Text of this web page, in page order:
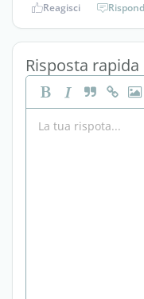
Reagisci
Risposta rapida